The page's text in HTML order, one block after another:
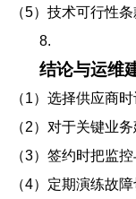
（5）技术可行性
8.
结论与运维
（1）选择供应商
（2）对于关键业
（3）签约时把监
（4）定期演练故